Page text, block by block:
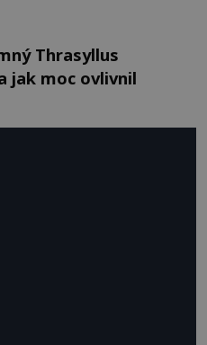
Thrasyllus
jak moc ovlivnil